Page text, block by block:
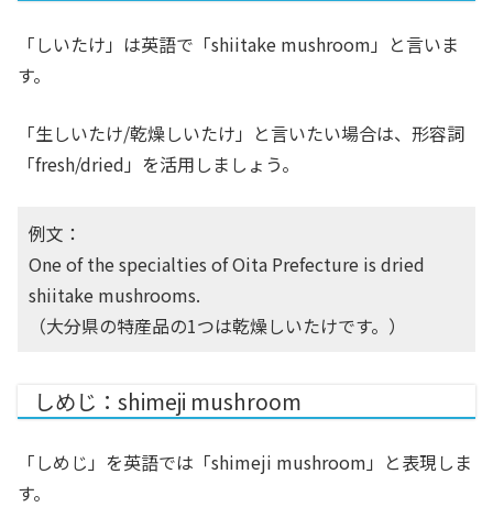
「しいたけ」は英語で「shiitake mushroom」と言いま
す。
「生しいたけ/乾燥しいたけ」と言いたい場合は、形容詞
「fresh/dried」を活用しましょう。
例文：
One of the specialties of Oita Prefecture is dried
shiitake mushrooms.
（大分県の特産品の1つは乾燥しいたけです。）
しめじ：shimeji mushroom
「しめじ」を英語では「shimeji mushroom」と表現しま
す。